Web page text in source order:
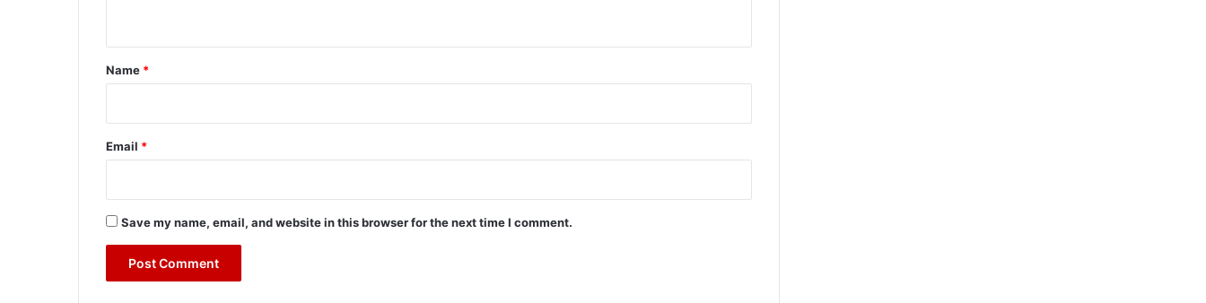
*
Name *
Email *
Save my name, email, and website in this browser for the next time I comment.